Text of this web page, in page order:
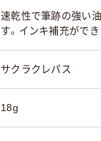
速乾性で筆跡の強い
す。インキ補充ができ
サクラクレパス
18g